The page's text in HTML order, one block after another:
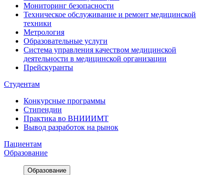
Мониторинг безопасности
Техническое обслуживание и ремонт медицинской
техники
Метрология
Образовательные услуги
Система управления качеством медицинской
деятельности в медицинской организации
Прейскуранты
Студентам
Конкурсные программы
Стипендии
Практика во ВНИИИМТ
Вывод разработок на рынок
Пациентам
Образование
Образование